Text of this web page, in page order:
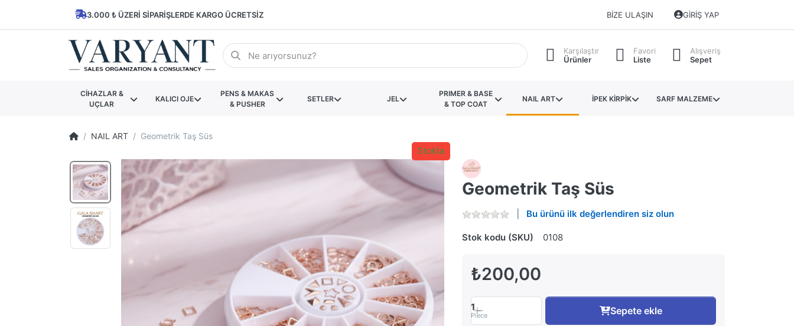
3.000 ₺ ÜZERI SIPARIŞLERDE KARGO ÜCRETSIZ BIZE ULAŞIN GIRIŞ YAP
Karşılaştır
Ürünler
Favori
Liste
Alışveriş
Sepet
CİHAZLAR &
UÇLAR
KALICI OJE
PENS & MAKAS
& PUSHER
SETLER JEL
PRIMER & BASE
& TOP COAT
NAIL ART İPEK KİRPİK SARF MALZEME
NAIL ART Geometrik Taş Süs
Geometrik Taş Süs
Bu ürünü ilk değerlendiren siz olun
Stok kodu (SKU) 0108
₺200,00
Stokta
1
Piece Sepete ekle